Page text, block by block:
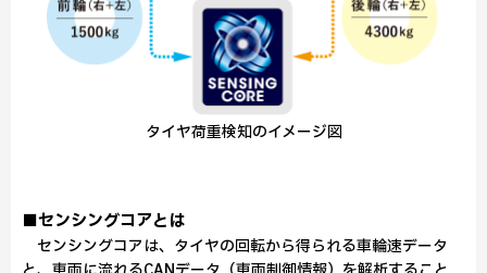
タイヤ荷重検知のイメージ図
■センシングコアとは
センシングコアは、タイヤの回転から得られる車輪速データ